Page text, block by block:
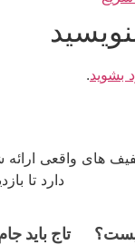
بشوید.
های واقعی
دارد تا
تاج باید